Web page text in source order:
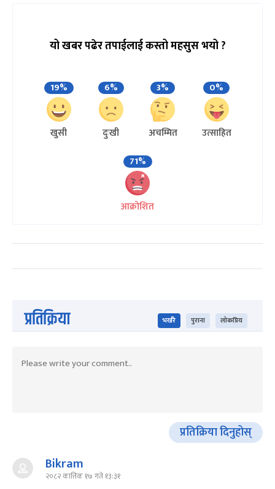
यो खबर पढेर तपाईलाई कस्तो महसुस भयो ?
19%
खुसी
6%
दुःखी
3%
अचम्मित
0%
उत्साहित
71%
आक्रोशित
प्रतिक्रिया भर्खरै पुराना लोकप्रिय
प्रतिक्रिया दिनुहोस्
Bikram
२०८२ कात्तिक १७ गते १३:३१